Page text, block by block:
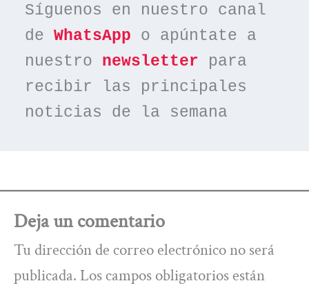
Síguenos en nuestro canal
de WhatsApp o apúntate a
nuestro newsletter para
recibir las principales
noticias de la semana
Deja un comentario
Tu dirección de correo electrónico no será
publicada. Los campos obligatorios están